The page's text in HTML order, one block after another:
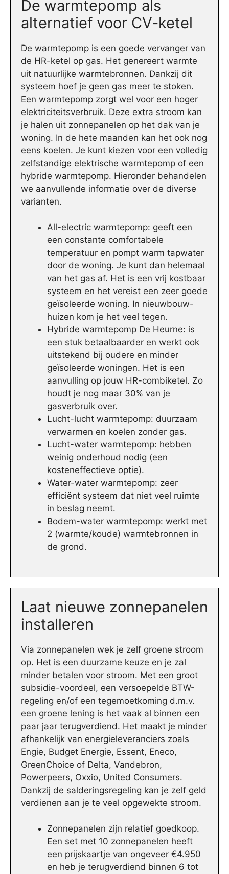
De warmtepomp als
alternatief voor CV-ketel
De warmtepomp is een goede vervanger van
de HR-ketel op gas. Het genereert warmte
uit natuurlijke warmtebronnen. Dankzij dit
systeem hoef je geen gas meer te stoken.
Een warmtepomp zorgt wel voor een hoger
elektriciteitsverbruik. Deze extra stroom kan
je halen uit zonnepanelen op het dak van je
woning. In de hete maanden kan het ook nog
eens koelen. Je kunt kiezen voor een volledig
zelfstandige elektrische warmtepomp of een
hybride warmtepomp. Hieronder behandelen
we aanvullende informatie over de diverse
varianten.
All-electric warmtepomp: geeft een
een constante comfortabele
temperatuur en pompt warm tapwater
door de woning. Je kunt dan helemaal
van het gas af. Het is een vrij kostbaar
systeem en het vereist een zeer goede
geïsoleerde woning. In nieuwbouw-
huizen kom je het veel tegen.
Hybride warmtepomp De Heurne: is
een stuk betaalbaarder en werkt ook
uitstekend bij oudere en minder
geïsoleerde woningen. Het is een
aanvulling op jouw HR-combiketel. Zo
houdt je nog maar 30% van je
gasverbruik over.
Lucht-lucht warmtepomp: duurzaam
verwarmen en koelen zonder gas.
Lucht-water warmtepomp: hebben
weinig onderhoud nodig (een
kosteneffectieve optie).
Water-water warmtepomp: zeer
efficiënt systeem dat niet veel ruimte
in beslag neemt.
Bodem-water warmtepomp: werkt met
2 (warmte/koude) warmtebronnen in
de grond.
Laat nieuwe zonnepanelen
installeren
Via zonnepanelen wek je zelf groene stroom
op. Het is een duurzame keuze en je zal
minder betalen voor stroom. Met een groot
subsidie-voordeel, een versoepelde BTW-
regeling en/of een tegemoetkoming d.m.v.
een groene lening is het vaak al binnen een
paar jaar terugverdiend. Het maakt je minder
afhankelijk van energieleveranciers zoals
Engie, Budget Energie, Essent, Eneco,
GreenChoice of Delta, Vandebron,
Powerpeers, Oxxio, United Consumers.
Dankzij de salderingsregeling kan je zelf geld
verdienen aan je te veel opgewekte stroom.
Zonnepanelen zijn relatief goedkoop.
Een set met 10 zonnepanelen heeft
een prijskaartje van ongeveer €4.950
en heb je terugverdiend binnen 6 tot